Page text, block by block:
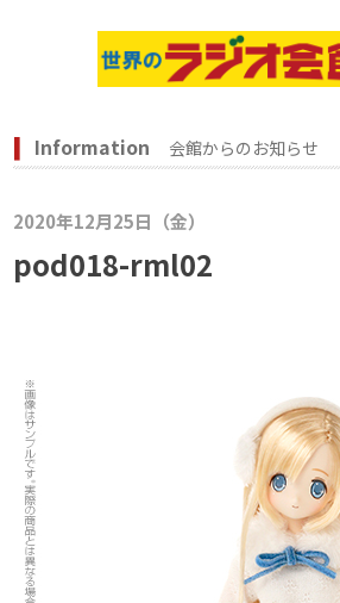
Information 会館からのお知らせ
2020年12月25日（金）
pod018-rml02